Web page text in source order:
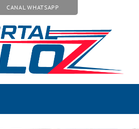
CANAL WHATSAPP